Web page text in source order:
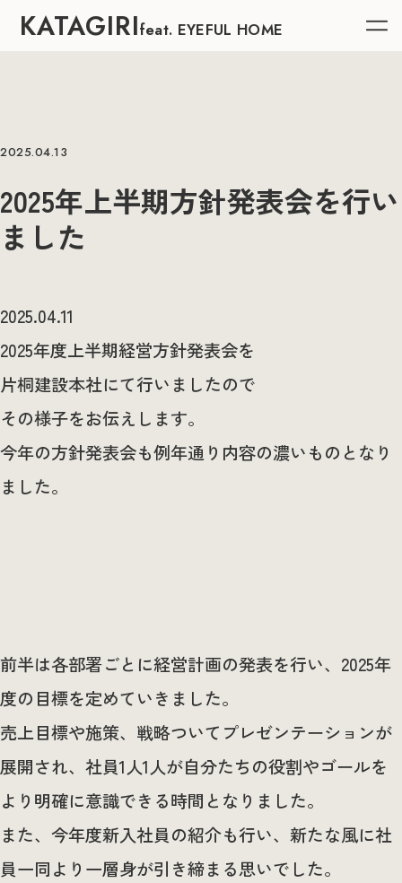
KATAGIRIfeat. EYEFUL HOME
2025.04.13
2025年上半期方針発表会を行い
ました
2025.04.11
2025年度上半期経営方針発表会を
片桐建設本社にて行いましたので
その様子をお伝えします。
今年の方針発表会も例年通り内容の濃いものとなり
ました。
前半は各部署ごとに経営計画の発表を行い、2025年
度の目標を定めていきました。
売上目標や施策、戦略ついてプレゼンテーションが
展開され、社員1人1人が自分たちの役割やゴールを
より明確に意識できる時間となりました。
また、今年度新入社員の紹介も行い、新たな風に社
員一同より一層身が引き締まる思いでした。